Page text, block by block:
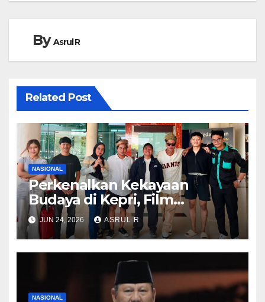
ByAsrul R
Related Post
NASIONAL
Perkenalkan Kekayaan
Budaya di Kepri, Film
“Samudra di Atas Laut”
Angkat Kisah Anak Orang
Laut
JUN 24, 2026 ASRUL R
NASIONAL